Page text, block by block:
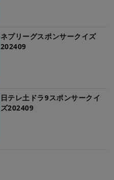
ネプリーグスポンサークイズ
202409
日テレ土ドラ9スポンサークイ
ズ202409